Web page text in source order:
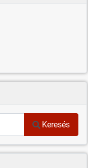
Keresés